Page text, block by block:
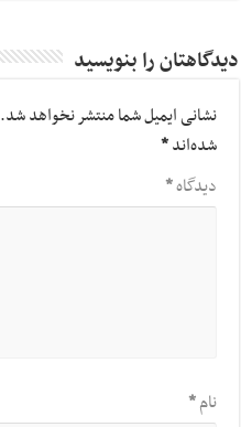
دیدگاهتان را بنویسید
نشانی ایمیل شما منتشر نخواهد شد.
شده‌اند*
دیدگاه*
نام*